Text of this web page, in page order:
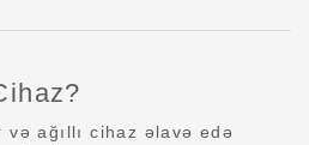
ağıllı cihaz əlavə edə